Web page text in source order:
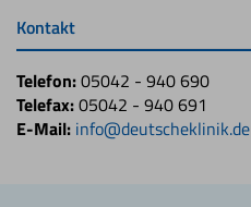
Kontakt
Telefon:05042 - 940 690
Telefax:05042 - 940 691
E-Mail: info@deutscheklinik.de